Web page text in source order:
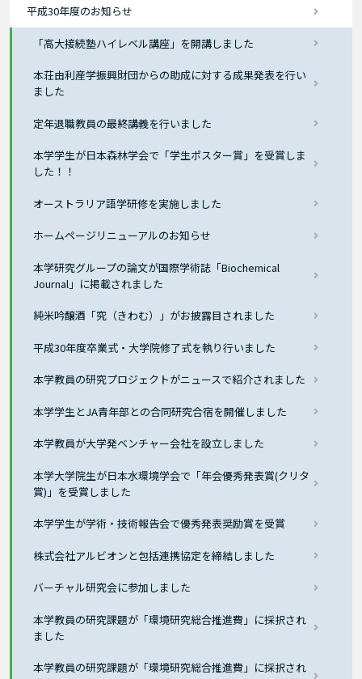
平成30年度のお知らせ
「高大接続塾ハイレベル講座」を開講しました
本荘由利産学振興財団からの助成に対する成果発表を行い
ました
定年退職教員の最終講義を行いました
本学学生が日本森林学会で「学生ポスター賞」を受賞しま
した！！
オーストラリア語学研修を実施しました
ホームページリニューアルのお知らせ
本学研究グループの論文が国際学術誌「Biochemical
Journal」に掲載されました
純米吟醸酒「究（きわむ）」がお披露目されました
平成30年度卒業式・大学院修了式を執り行いました
本学教員の研究プロジェクトがニュースで紹介されました
本学学生とJA青年部との合同研究合宿を開催しました
本学教員が大学発ベンチャー会社を設立しました
本学大学院生が日本水環境学会で「年会優秀発表賞(クリタ
賞)」を受賞しました
本学学生が学術・技術報告会で優秀発表奨励賞を受賞
株式会社アルビオンと包括連携協定を締結しました
バーチャル研究会に参加しました
本学教員の研究課題が「環境研究総合推進費」に採択され
ました
本学教員の研究課題が「環境研究総合推進費」に採択され